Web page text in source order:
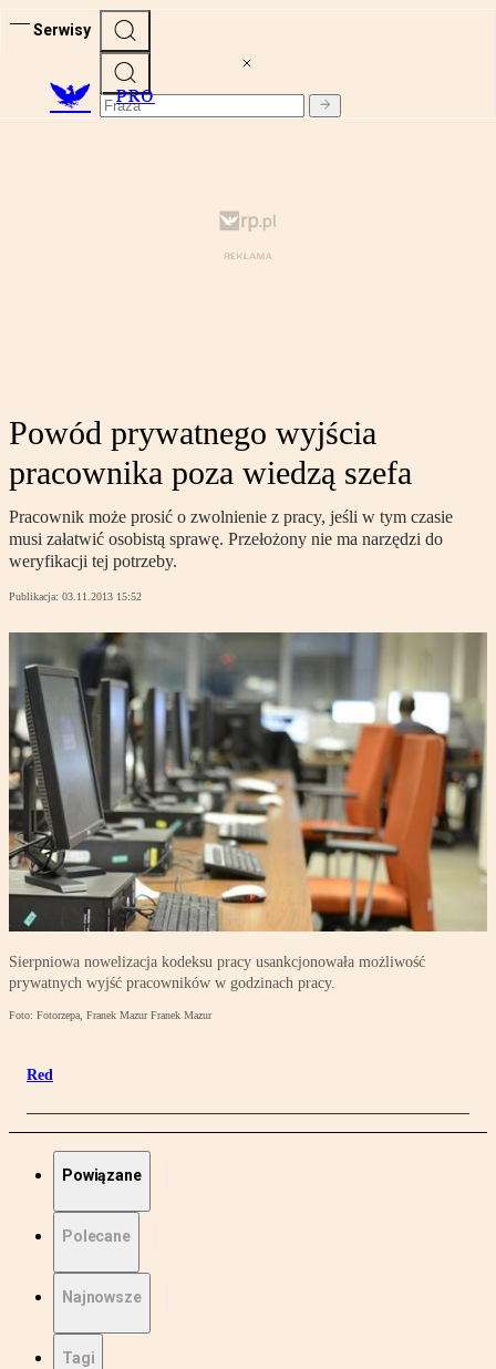
Serwisy
PRO
Powód prywatnego wyjścia
pracownika poza wiedzą szefa
Pracownik może prosić o zwolnienie z pracy, jeśli w tym czasie
musi załatwić osobistą sprawę. Przełożony nie ma narzędzi do
weryfikacji tej potrzeby.
Publikacja: 03.11.2013 15:52
Sierpniowa nowelizacja kodeksu pracy usankcjonowała możliwość
prywatnych wyjść pracowników w godzinach pracy.
Foto: Fotorzepa, Franek Mazur Franek Mazur
Red
Powiązane
Polecane
Najnowsze
Tagi